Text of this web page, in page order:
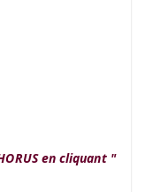
en cliquant "